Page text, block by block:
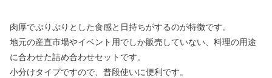
肉厚でぷりぷりとした食感と日持ちがするのが特徴です。
地元の産直市場やイベント用でしか販売していない、料理の用途
に合わせた詰め合わせセットです。
小分けタイプですので、普段使いに便利です。